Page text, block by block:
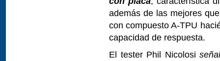
además de las mejores
con compuesto A-TPU
capacidad de respuesta.
El tester Phil Nicolosi